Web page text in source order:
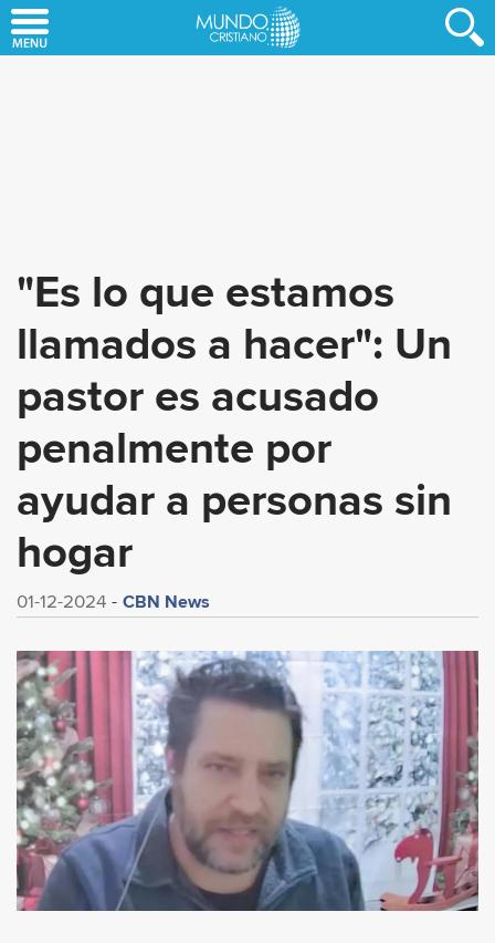
to
"Es lo que estamos
llamados a hacer": Un
pastor es acusado
penalmente por
ayudar a personas sin
hogar
01-12-2024 CBN News